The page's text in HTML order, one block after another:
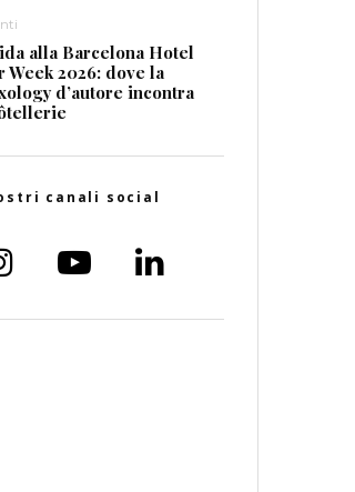
alla Barcelona Hotel
Week 2026: dove la
d’autore incontra
canali social